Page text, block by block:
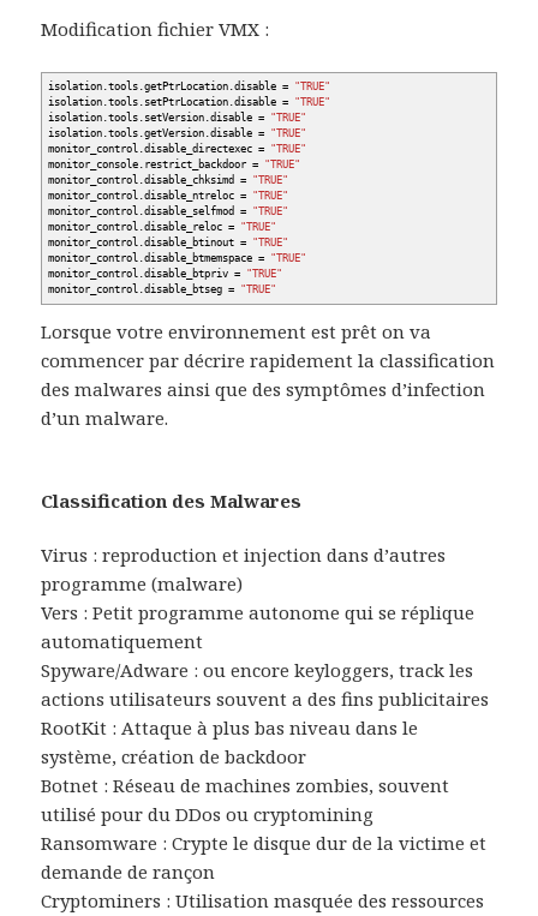
Modification fichier VMX :
isolation.tools.getPtrLocation.disable = "TRUE"
isolation.tools.setPtrLocation.disable = "TRUE"
isolation.tools.setVersion.disable = "TRUE"
isolation.tools.getVersion.disable = "TRUE"
monitor_control.disable_directexec = "TRUE"
monitor_console.restrict_backdoor = "TRUE"
monitor_control.disable_chksimd = "TRUE"
monitor_control.disable_ntreloc = "TRUE"
monitor_control.disable_selfmod = "TRUE"
monitor_control.disable_reloc = "TRUE"
monitor_control.disable_btinout = "TRUE"
monitor_control.disable_btmemspace = "TRUE"
monitor_control.disable_btpriv = "TRUE"
monitor_control.disable_btseg = "TRUE"
Lorsque votre environnement est prêt on va
commencer par décrire rapidement la classification
des malwares ainsi que des symptômes d’infection
d’un malware.
Classification des Malwares
Virus : reproduction et injection dans d’autres
programme (malware)
Vers : Petit programme autonome qui se réplique
automatiquement
Spyware/Adware : ou encore keyloggers, track les
actions utilisateurs souvent a des fins publicitaires
RootKit : Attaque à plus bas niveau dans le
système, création de backdoor
Botnet : Réseau de machines zombies, souvent
utilisé pour du DDos ou cryptomining
Ransomware : Crypte le disque dur de la victime et
demande de rançon
Cryptominers : Utilisation masquée des ressources